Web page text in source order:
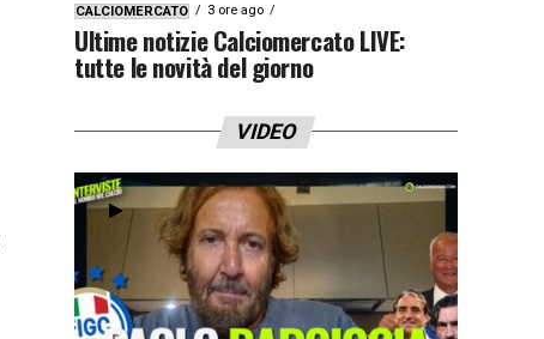
CALCIOMERCATO 3 ore ago
Ultime notizie Calciomercato LIVE:
tutte le novità del giorno
VIDEO